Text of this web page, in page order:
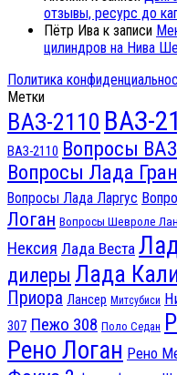
отзывы, ресурс до
Пётр Ива к записи
цилиндров на Нива
Политика
Метки
ВАЗ-2110 ВАЗ-
ВАЗ-2110 Вопросы
Вопросы Лада
Вопросы Лада Ларгус
Логан Вопросы Шевроле
Нексия Лада Веста
дилеры Лада
Приора Лансер Митсубиси
307 Пежо 308 Поло Седан
Рено Логан Рено